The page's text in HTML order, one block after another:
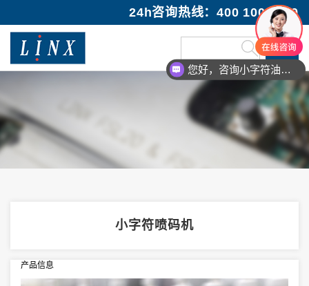
24h咨询热线：400 100 1089
小字符喷码机
产品信息
您好，咨询小字符油墨喷码机